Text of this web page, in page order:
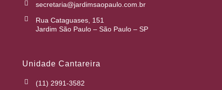
secretaria@jardimsaopaulo.com.br
Rua Cataguases, 151
Jardim São Paulo – São Paulo – SP
Unidade Cantareira
(11) 2991-3582